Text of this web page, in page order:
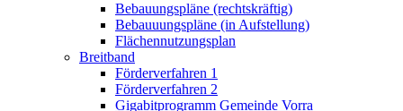
Bebauungspläne (rechtskräftig)
Bebauuungspläne (in Aufstellung)
Flächennutzungsplan
Breitband
Förderverfahren 1
Förderverfahren 2
Gigabitprogramm Gemeinde Vorra